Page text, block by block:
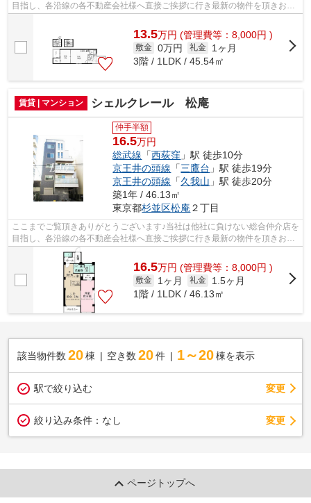
目指し、各沿線の各不動産会社様へ直接ご挨拶に行き最新の物件を頂きお客
13.5万円 (管理費等：8,000円 )
敷金 0万円 礼金
1ヶ月
3階 / 1LDK / 45.54㎡
賃貸 | マンション シェルクレール 松庵
仲手半額
16.5万円
総武線 「西荻窪 」駅 徒歩10分
京王井の頭線 「三鷹台 」駅 徒歩19分
京王井の頭線 「久我山 」駅 徒歩20分
築1年 / 46.13㎡
東京都杉並区松庵 ２丁目
ここまでご覧頂きありがとうございます♪当社は他社に負けない総合仲介店を
目指し、各沿線の各不動産会社様へ直接ご挨拶に行き最新の物件を頂きお客
様へ提供しております！最新の情報は...
16.5万円 (管理費等：8,000円 )
敷金 1ヶ月 礼金
1.5ヶ月
1階 / 1LDK / 46.13㎡
該当物件数 20棟 空き数 20 件 1～20 棟を表示
駅で絞り込む 変更
絞り込み条件： なし 変更
ページトップへ